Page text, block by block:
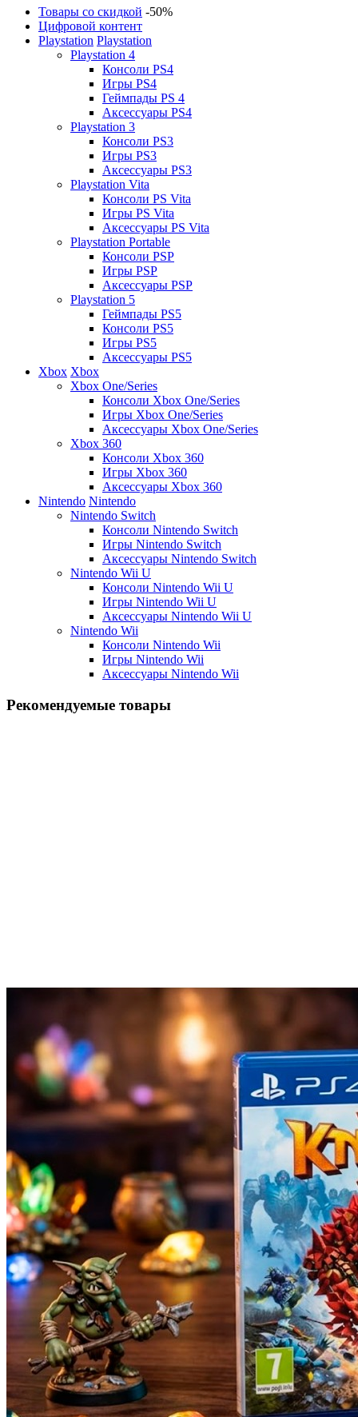
Товары со скидкой -50%
Цифровой контент
Playstation Playstation
Playstation 4
Консоли PS4
Игры PS4
Геймпады PS 4
Аксессуары PS4
Playstation 3
Консоли PS3
Игры PS3
Аксессуары PS3
Playstation Vita
Консоли PS Vita
Игры PS Vita
Аксессуары PS Vita
Playstation Portable
Консоли PSP
Игры PSP
Аксессуары PSP
Playstation 5
Геймпады PS5
Консоли PS5
Игры PS5
Аксессуары PS5
Xbox Xbox
Xbox One/Series
Консоли Xbox One/Series
Игры Xbox One/Series
Аксессуары Xbox One/Series
Xbox 360
Консоли Xbox 360
Игры Xbox 360
Аксессуары Xbox 360
Nintendo Nintendo
Nintendo Switch
Консоли Nintendo Switch
Игры Nintendo Switch
Аксессуары Nintendo Switch
Nintendo Wii U
Консоли Nintendo Wii U
Игры Nintendo Wii U
Аксессуары Nintendo Wii U
Nintendo Wii
Консоли Nintendo Wii
Игры Nintendo Wii
Аксессуары Nintendo Wii
Рекомендуемые товары